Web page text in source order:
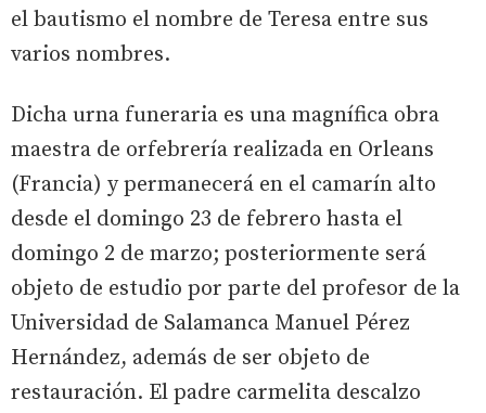
el bautismo el nombre de Teresa entre sus
varios nombres.
Dicha urna funeraria es una magnífica obra
maestra de orfebrería realizada en Orleans
(Francia) y permanecerá en el camarín alto
desde el domingo 23 de febrero hasta el
domingo 2 de marzo; posteriormente será
objeto de estudio por parte del profesor de la
Universidad de Salamanca Manuel Pérez
Hernández, además de ser objeto de
restauración. El padre carmelita descalzo